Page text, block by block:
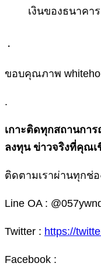
เงินของธนาคา
.
ขอบคุณภาพ
.
เกาะติดทุกสถานกา
ลงทุน ข่าวจริงที่คุณเ
ติดตามเราผ่านทุกช่อ
Line OA :
Twitter : https://
Facebook :